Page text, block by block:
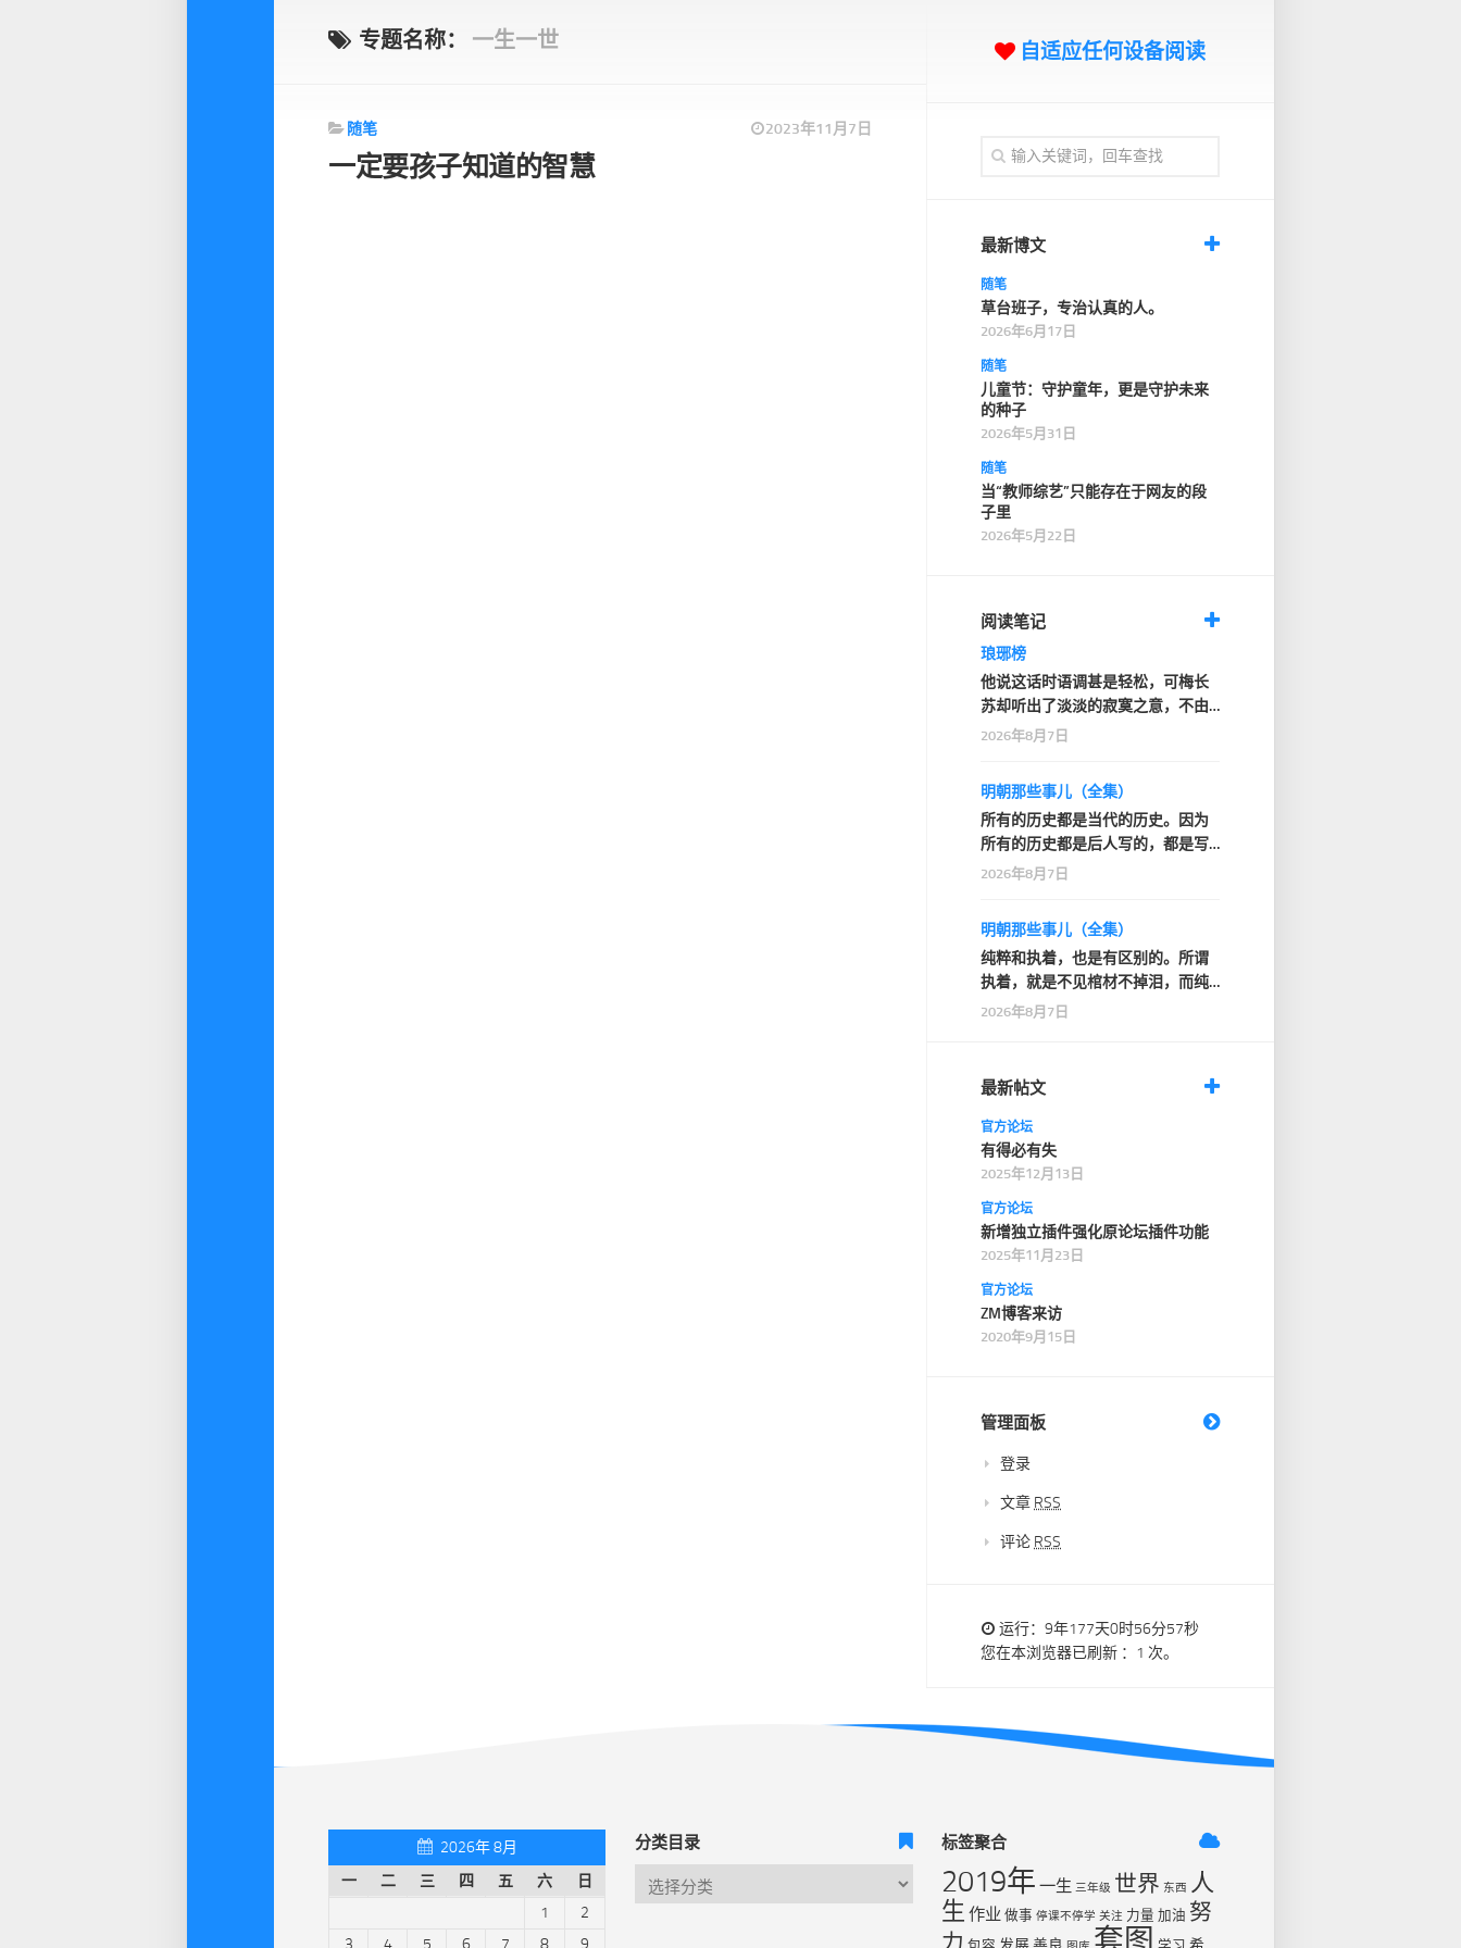
专题名称： 一生一世
随笔 2023年11月7日
一定要孩子知道的智慧
自适应任何设备阅读
最新博文
随笔
草台班子，专治认真的人。
2026年6月17日
随笔
儿童节：守护童年，更是守护未来
的种子
2026年5月31日
随笔
当“教师综艺”只能存在于网友的段
子里
2026年5月22日
阅读笔记
琅琊榜
他说这话时语调甚是轻松，可梅长
苏却听出了淡淡的寂寞之意，不由
深深看了他一眼
2026年8月7日
明朝那些事儿（全集）
所有的历史都是当代的历史。因为
所有的历史都是后人写的，都是写
的人的那个时代的感…
2026年8月7日
明朝那些事儿（全集）
纯粹和执着，也是有区别的。所谓
执着，就是不见棺材不掉泪，而纯
粹，是见了棺材，也…
2026年8月7日
最新帖文
官方论坛
有得必有失
2025年12月13日
官方论坛
新增独立插件强化原论坛插件功能
2025年11月23日
官方论坛
ZM博客来访
2020年9月15日
管理面板
登录
文章 RSS
评论 RSS
运行：9年177天0时56分57秒
您在本浏览器已刷新 ：1 次。
2026年 8月
一
二 三 四 五 六
日
1
2
3
4 5 6 7 8 9
分类目录 标签聚合
2019年 一生 三年级 世界 东西 人
生 作业 做事 停课不停学 关注 力量 加油 努
力
套图